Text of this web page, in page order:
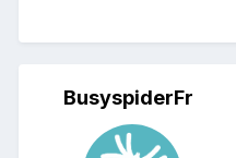
BusyspiderFr